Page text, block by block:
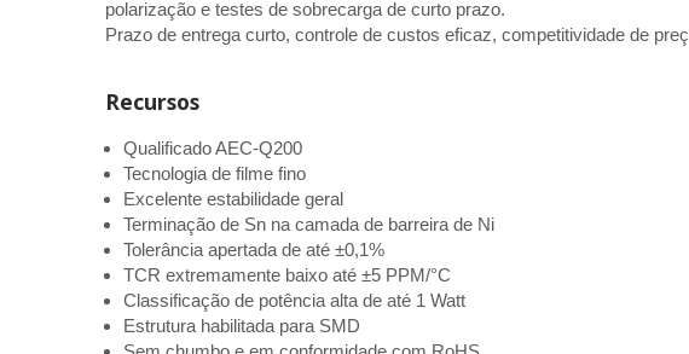
polarização e testes de sobrecarga de curto prazo.
Prazo de entrega curto, controle de custos eficaz, competitividade de
Recursos
Qualificado AEC-Q200
Tecnologia de filme fino
Excelente estabilidade geral
Terminação de Sn na camada de barreira de Ni
Tolerância apertada de até ±0,1%
TCR extremamente baixo até ±5 PPM/°C
Classificação de potência alta de até 1 Watt
Estrutura habilitada para SMD